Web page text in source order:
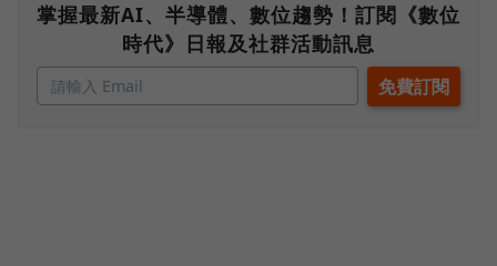
掌握最新AI、半導體、數位趨勢！訂閱《數位
時代》日報及社群活動訊息